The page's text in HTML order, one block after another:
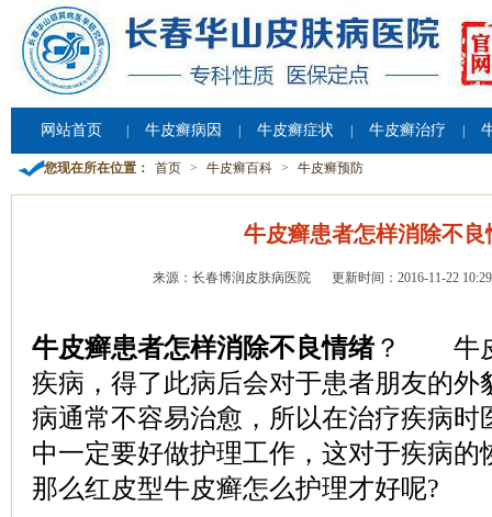
网站首页 牛皮癣病因 牛皮癣症状 牛皮癣治疗
您现在所在位置： 首页 > 牛皮癣百科 > 牛皮癣预防
牛皮癣患者怎样消除不良
来源：长春博润皮肤病医院 更新时间：2016-11-22
牛皮癣患者怎样消除不良情绪？ 牛皮
疾病，得了此病后会对于患者朋友的外
病通常不容易治愈，所以在治疗疾病时
中一定要好做护理工作，这对于疾病的
那么红皮型牛皮癣怎么护理才好呢?